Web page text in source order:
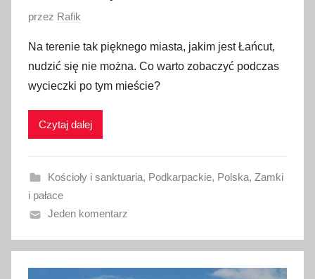
O
u
b
l
i
a
n
o
s
i
przez Rafik
Na terenie tak pięknego miasta, jakim jest Łańcut,
nudzić się nie można. Co warto zobaczyć podczas
wycieczki po tym mieście?
Czytaj dalej
Kościoły i sanktuaria, Podkarpackie, Polska, Zamki
i pałace
Jeden komentarz